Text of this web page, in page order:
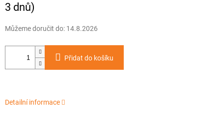
3 dnů)
Můžeme doručit do: 14.8.2026
Přidat do košíku
Detailní informace